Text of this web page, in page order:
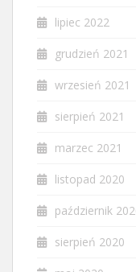
lipiec 2022
grudzień 2021
wrzesień 2021
sierpień 2021
marzec 2021
listopad 2020
październik
sierpień 2020